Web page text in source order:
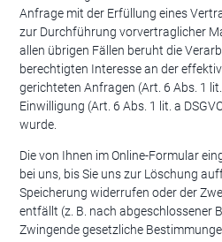
Anfrage mit der Erfüllung eines
zur Durchführung vorvertraglicher
allen übrigen Fällen beruht die
berechtigten Interesse an der
gerichteten Anfragen (Art. 6 Abs. 1
Einwilligung (Art. 6 Abs. 1 lit. a
wurde.
Die von Ihnen im Online-Formular
bei uns, bis Sie uns zur Löschung
Speicherung widerrufen oder der
entfällt (z. B. nach abgeschlossener
Zwingende gesetzliche